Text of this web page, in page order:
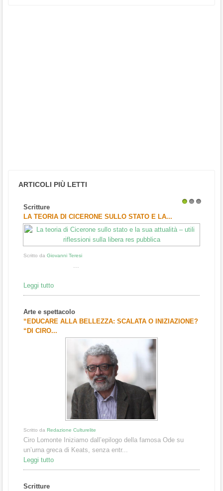
ARTICOLI PIÙ LETTI
Scritture
LA TEORIA DI CICERONE SULLO STATO E LA...
Scritto da Giovanni Teresi
...
Leggi tutto
Arte e spettacolo
“EDUCARE ALLA BELLEZZA: SCALATA O INIZIAZIONE?
“DI CIRO...
Scritto da Redazione Culturelite
Ciro Lomonte Iniziamo dall’epilogo della famosa Ode su
un’urna greca di Keats, senza entr...
Leggi tutto
Scritture